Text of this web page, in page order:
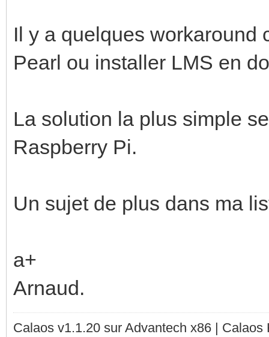
Il y a quelques workaround
Pearl ou installer LMS en
La solution la plus simple
Raspberry Pi.
Un sujet de plus dans ma
a+
Arnaud.
Calaos v1.1.20 sur Advantech x86 |